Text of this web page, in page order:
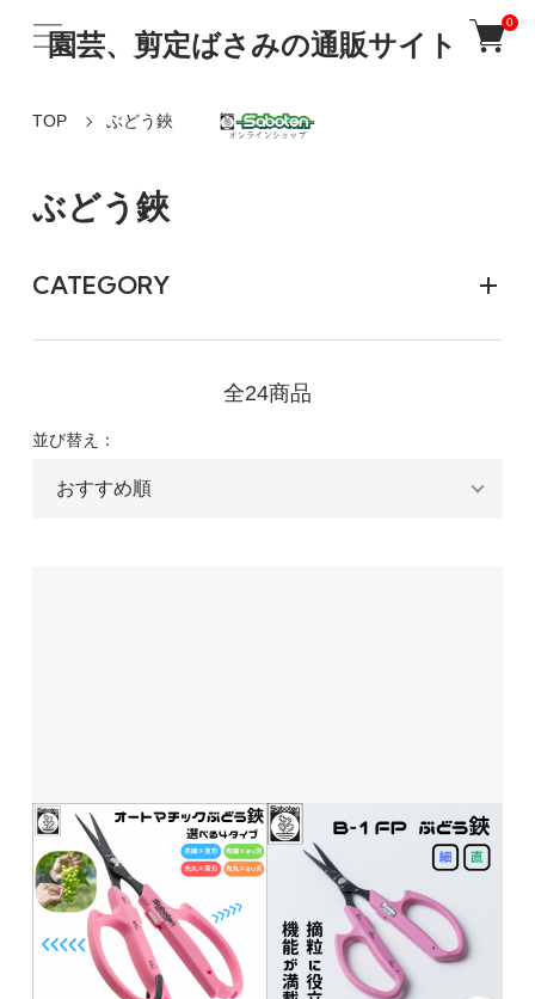
園芸、剪定ばさみの通販サイト
0
TOP ぶどう鋏
ぶどう鋏
CATEGORY
全24商品
並び替え：